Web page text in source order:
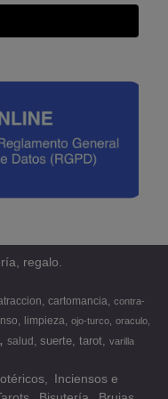
regalo.
cartomancia
contra-
limpieza ojo-turco oraculo
salud suerte tarot varilla
Inciensos e